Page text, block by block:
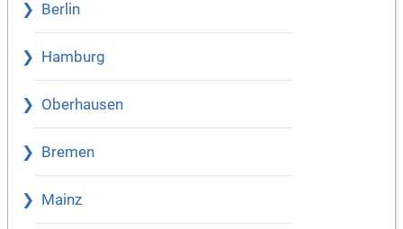
Berlin
Hamburg
Oberhausen
Bremen
Mainz